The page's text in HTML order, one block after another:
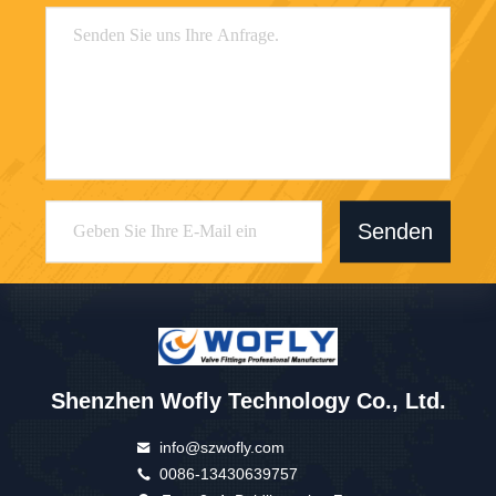
Senden
Shenzhen Wofly Technology Co., Ltd.
info@szwofly.com
0086-13430639757